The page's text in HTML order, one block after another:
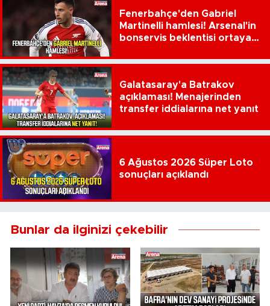
Fenerbahçe'den Gabriel
Martinelli hamlesi! Arsenal'in
bonservis beklentisi ortaya
Galatasaray'a Batrakov
açıklaması! Menajerinden
transfer iddialarına net yanıt
6 Ağustos 2026 Süper Loto
sonuçları açıklandı
Bunlar da ilginizi çekebilir